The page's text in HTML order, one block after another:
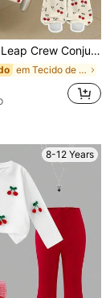
Meninas Pré-Adolescentes com Moletom Decote Careca Solto com Estampa de Cereja Retrô Fofa e Calça Flare
em Tecido de malha Conjunto de moletom com capuz e
8-12 Years